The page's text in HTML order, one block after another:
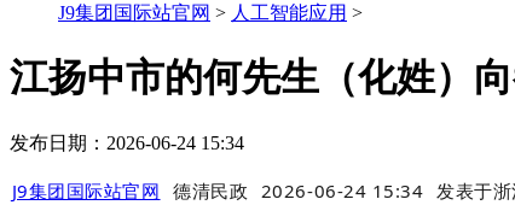
J9集团国际站官网 > 人工智能应用 >
江扬中市的何先生（化姓）
发布日期：2026-06-24 15:34
J9集团国际站官网 德清民政 2026-06-24 15:34 发表于